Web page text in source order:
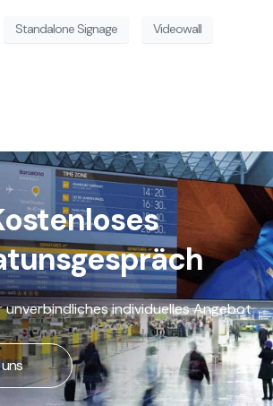
Standalone Signage Videowall
unverbindliches individuelles Angebot